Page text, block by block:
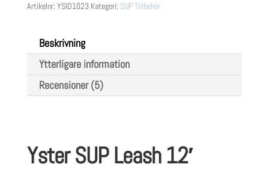
Artikelnr: YSID1023 Kategori: SUP Tillbehör
Beskrivning
Ytterligare information
Recensioner (5)
Yster SUP Leash 12′